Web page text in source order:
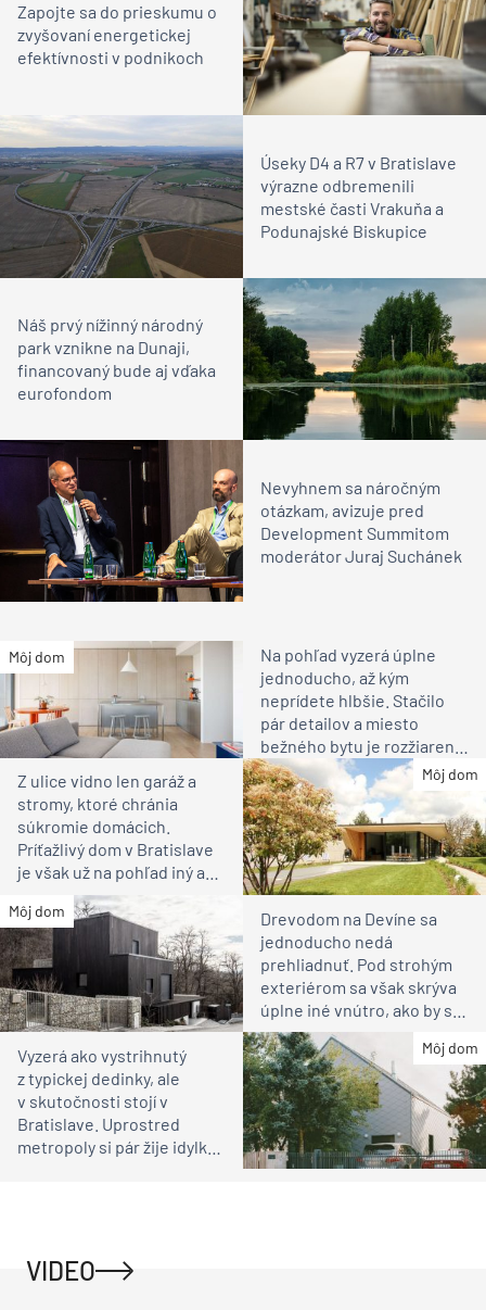
Zapojte sa do prieskumu o
zvyšovaní energetickej
efektívnosti v podnikoch
Úseky D4 a R7 v Bratislave
výrazne odbremenili
mestské časti Vrakuňa a
Podunajské Biskupice
Náš prvý nížinný národný
park vznikne na Dunaji,
financovaný bude aj vďaka
eurofondom
Nevyhnem sa náročným
otázkam, avizuje pred
Development Summitom
moderátor Juraj Suchánek
Môj dom
Na pohľad vyzerá úplne
jednoducho, až kým
neprídete hlbšie. Stačilo
pár detailov a miesto
bežného bytu je rozžiarené
bývanie pre rodinu
Môj dom
Z ulice vidno len garáž a
stromy, ktoré chránia
súkromie domácich.
Príťažlivý dom v Bratislave
je však už na pohľad iný ako
susedia
Môj dom
Drevodom na Devíne sa
jednoducho nedá
prehliadnuť. Pod strohým
exteriérom sa však skrýva
úplne iné vnútro, ako by ste
čakali
Môj dom
Vyzerá ako vystrihnutý
z typickej dedinky, ale
v skutočnosti stojí v
Bratislave. Uprostred
metropoly si pár žije idylku
VIDEO